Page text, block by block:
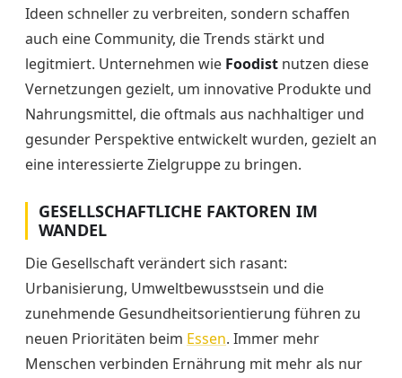
Ideen schneller zu verbreiten, sondern schaffen
auch eine Community, die Trends stärkt und
legitmiert. Unternehmen wie Foodist nutzen diese
Vernetzungen gezielt, um innovative Produkte und
Nahrungsmittel, die oftmals aus nachhaltiger und
gesunder Perspektive entwickelt wurden, gezielt an
eine interessierte Zielgruppe zu bringen.
GESELLSCHAFTLICHE FAKTOREN IM
WANDEL
Die Gesellschaft verändert sich rasant:
Urbanisierung, Umweltbewusstsein und die
zunehmende Gesundheitsorientierung führen zu
neuen Prioritäten beim Essen. Immer mehr
Menschen verbinden Ernährung mit mehr als nur